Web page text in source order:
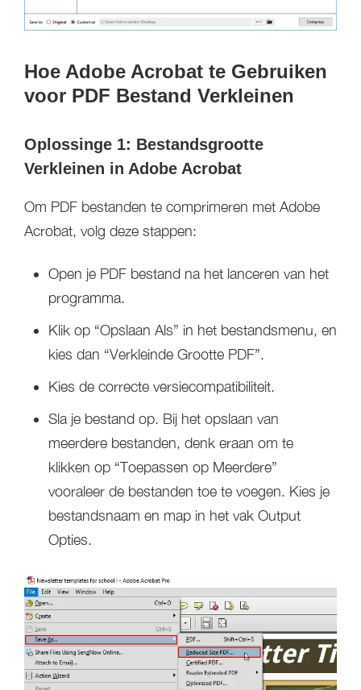
Hoe Adobe Acrobat te Gebruiken
voor PDF Bestand Verkleinen
Oplossinge 1: Bestandsgrootte
Verkleinen in Adobe Acrobat
Om PDF bestanden te comprimeren met Adobe
Acrobat, volg deze stappen:
Open je PDF bestand na het lanceren van het
programma.
Klik op “Opslaan Als” in het bestandsmenu, en
kies dan “Verkleinde Grootte PDF”.
Kies de correcte versiecompatibiliteit.
Sla je bestand op. Bij het opslaan van
meerdere bestanden, denk eraan om te
klikken op “Toepassen op Meerdere”
vooraleer de bestanden toe te voegen. Kies je
bestandsnaam en map in het vak Output
Opties.